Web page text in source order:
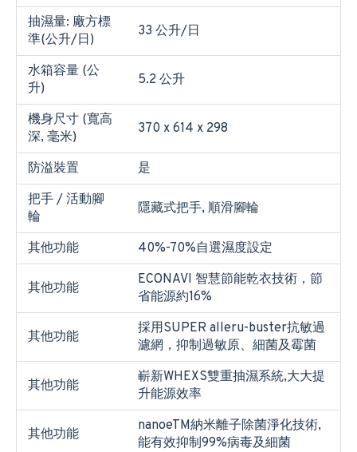
抽濕量: 廠方標
準(公升/日)
33 公升/日
水箱容量 (公
升)
5.2 公升
機身尺寸 (寬高
深, 毫米)
370 x 614 x 298
防溢裝置
是
把手 / 活動腳
輪
隱藏式把手, 順滑腳輪
其他功能 40%-70%自選濕度設定
其他功能
ECONAVI 智慧節能乾衣技術，節
省能源約16%
其他功能
採用SUPER alleru-buster抗敏過
濾網，抑制過敏原、細菌及霉菌
其他功能
嶄新WHEXS雙重抽濕系統,大大提
升能源效率
其他功能
nanoeTM納米離子除菌淨化技術,
能有效抑制99%病毒及細菌